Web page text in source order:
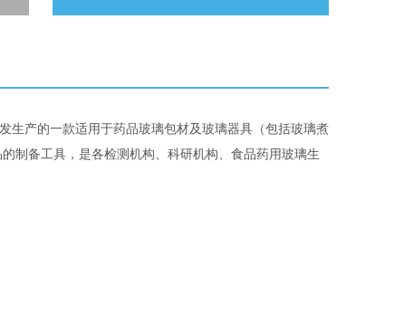
生产的一款适用于药品玻璃包材及玻璃器具（包括玻璃煮
制备工具，是各检测机构、科研机构、食品药用玻璃生